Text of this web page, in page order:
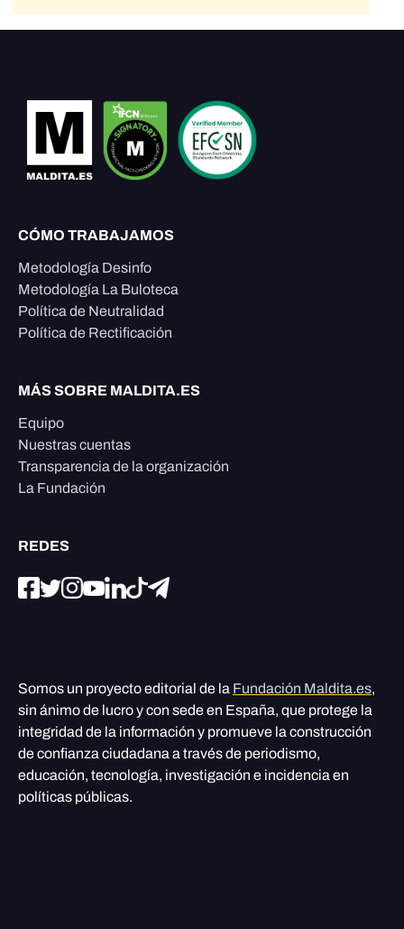
CÓMO TRABAJAMOS
Metodología Desinfo
Metodología La Buloteca
Política de Neutralidad
Política de Rectificación
MÁS SOBRE MALDITA.ES
Equipo
Nuestras cuentas
Transparencia de la organización
La Fundación
REDES
Somos un proyecto editorial de la Fundación Maldita.es,
sin ánimo de lucro y con sede en España, que protege la
integridad de la información y promueve la construcción
de confianza ciudadana a través de periodismo,
educación, tecnología, investigación e incidencia en
políticas públicas.